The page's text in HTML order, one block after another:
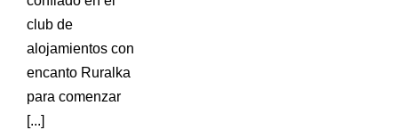
club de
alojamientos con
encanto Ruralka
para comenzar
[...]